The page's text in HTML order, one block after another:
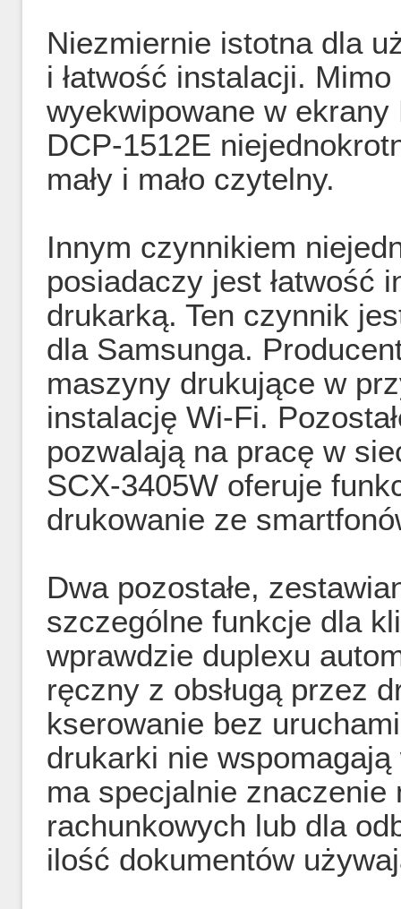
Niezmiernie istotna dla
i łatwość instalacji.
wyekwipowane w ekrany
DCP-1512E
mały i mało czytelny.
Innym czynnikiem
posiadaczy jest łatwość
drukarką. Ten czynnik
dla Samsunga.
maszyny drukujące w
instalację Wi-Fi.
pozwalają na pracę w
SCX-3405W oferuje
drukowanie ze
Dwa pozostałe,
szczególne funkcje dla
wprawdzie duplexu
ręczny z obsługą przez
kserowanie bez
drukarki nie
ma specjalnie znaczenie
rachunkowych lub dla
ilość dokumentów